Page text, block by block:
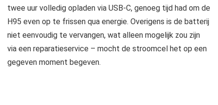
twee uur volledig opladen via USB-C, genoeg tijd had om de
H95 even op te frissen qua energie. Overigens is de batterij
niet eenvoudig te vervangen, wat alleen mogelijk zou zijn
via een reparatieservice – mocht de stroomcel het op een
gegeven moment begeven.